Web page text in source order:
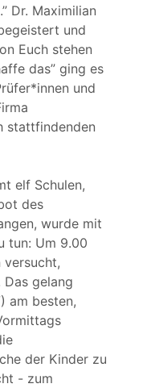
Dr. Maximilian
und
Euch stehen
das” ging es
und
stattfindenden
elf Schulen,
des
wurde mit
tun: Um 9.00
versucht,
gelang
am besten,
der Kinder zu
- zum